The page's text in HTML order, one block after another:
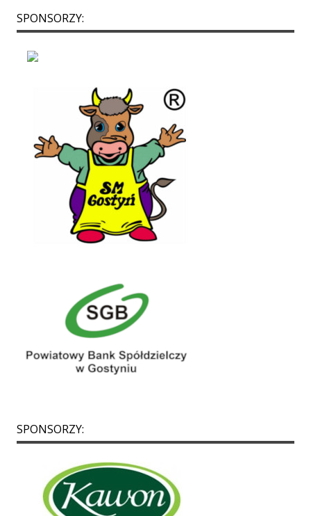
SPONSORZY:
SPONSORZY: